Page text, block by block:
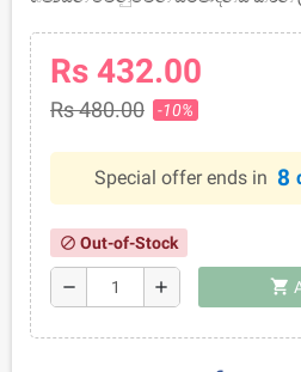
Rs 432.00
Rs 480.00 -10%
Special offer ends in 8
block Out-of-Stock
remove add shopping_cart